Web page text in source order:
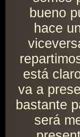
bueno
hace
está
va a
bastante
será